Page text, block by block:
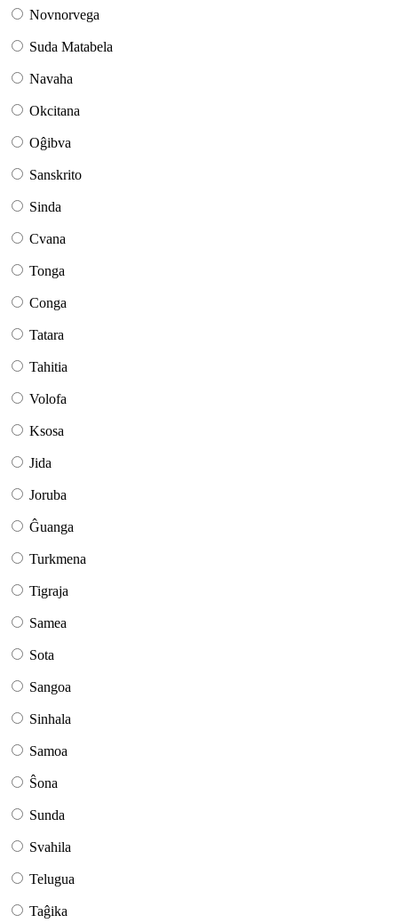
Novnorvega
Suda Matabela
Navaha
Okcitana
Oĝibva
Sanskrito
Sinda
Cvana
Tonga
Conga
Tatara
Tahitia
Volofa
Ksosa
Jida
Joruba
Ĝuanga
Turkmena
Tigraja
Samea
Sota
Sangoa
Sinhala
Samoa
Ŝona
Sunda
Svahila
Telugua
Taĝika